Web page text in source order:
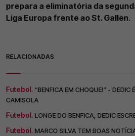
prepara a eliminatória da
Liga Europa frente ao St. Gallen.
RELACIONADAS
Futebol. “BENFICA EM CHOQUE!” -
CAMISOLA
Futebol. LONGE DO BENFICA, DEDIC
Futebol. MARCO SILVA TEM BOAS